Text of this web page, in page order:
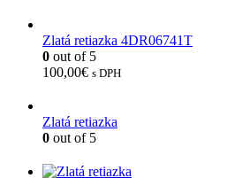
Zlatá retiazka 4DR06741T
0 out of 5
100,00€ s DPH
Zlatá retiazka
0 out of 5